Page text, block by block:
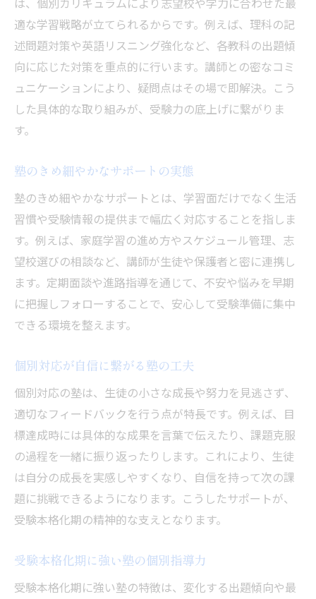
適な学習戦略が立てられるからです。例えば、理科の記
述問題対策や英語リスニング強化など、各教科の出題傾
向に応じた対策を重点的に行います。講師との密なコミ
ュニケーションにより、疑問点はその場で即解決。こう
した具体的な取り組みが、受験力の底上げに繋がりま
す。
塾のきめ細やかなサポートの実態
塾のきめ細やかなサポートとは、学習面だけでなく生活
習慣や受験情報の提供まで幅広く対応することを指しま
す。例えば、家庭学習の進め方やスケジュール管理、志
望校選びの相談など、講師が生徒や保護者と密に連携し
ます。定期面談や進路指導を通じて、不安や悩みを早期
に把握しフォローすることで、安心して受験準備に集中
できる環境を整えます。
個別対応が自信に繋がる塾の工夫
個別対応の塾は、生徒の小さな成長や努力を見逃さず、
適切なフィードバックを行う点が特長です。例えば、目
標達成時には具体的な成果を言葉で伝えたり、課題克服
の過程を一緒に振り返ったりします。これにより、生徒
は自分の成長を実感しやすくなり、自信を持って次の課
題に挑戦できるようになります。こうしたサポートが、
受験本格化期の精神的な支えとなります。
受験本格化期に強い塾の個別指導力
受験本格化期に強い塾の特徴は、変化する出題傾向や最